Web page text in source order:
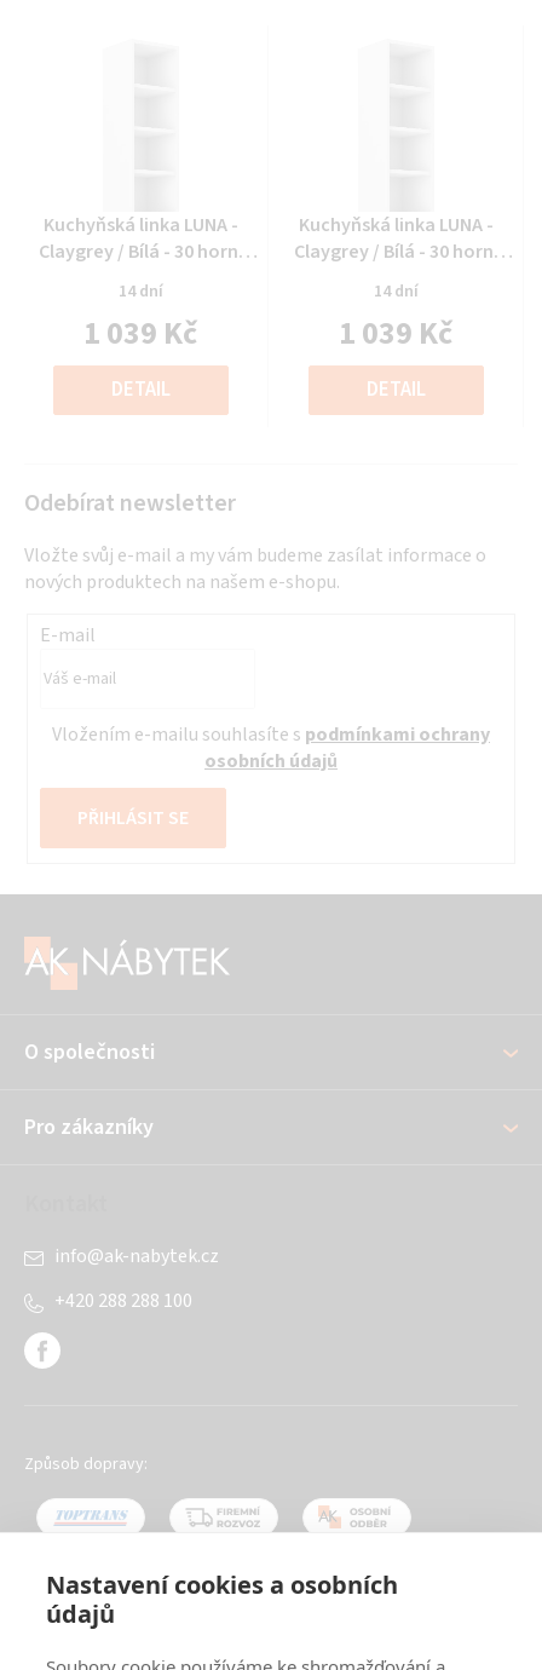
Nastavení cookies a osobních
údajů
Průměrné
hodnocení
produktu
je
0,0
5
hvězdiček.
Kuchyňská linka LUNA -
Claygrey / Bílá - 30 horní
regál (30 G-90 OTW)
14 dní
1 039 Kč
Měrná
cena:
DETAIL
Průměrné
hodnocení
produktu
je
0,0
5
hvězdiček.
Kuchyňská linka LUNA -
Claygrey / Bílá - 30 horní
regál (30 G-90 OTW)
14 dní
1 039 Kč
Měrná
cena:
DETAIL
Odebírat newsletter
Vložte svůj e-mail a my vám budeme zasílat informace o
nových produktech na našem e-shopu.
E-mail
Vložením e-mailu souhlasíte s podmínkami ochrany
osobních údajů
PŘIHLÁSIT SE
O společnosti
Pro zákazníky
info@ak-nabytek.cz
+420 288 288 100
Způsob dopravy: